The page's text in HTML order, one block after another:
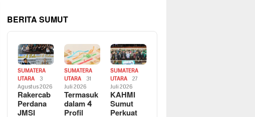
BERITA SUMUT
SUMATERA
UTARA
3
Agustus 2026
Rakercab
Perdana
JMSI
SUMATERA
UTARA
31
Juli 2026
Termasuk
dalam 4
Profil
SUMATERA
UTARA
27
Juli 2026
KAHMI
Sumut
Perkuat